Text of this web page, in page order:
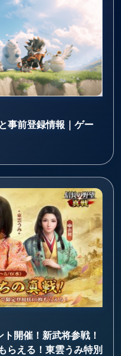
事前登録情報｜ゲー
ト開催！新武将参戦！
らえる！東雲うみ特別